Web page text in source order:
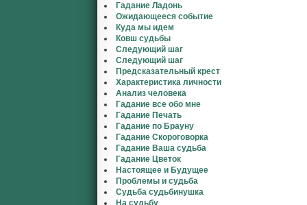
Гадание Ладонь
Ожидающееся событие
Куда мы идем
Ковш судьбы
Следующий шаг
Следующий шаг
Предсказательный крест
Характеристика личности
Анализ человека
Гадание все обо мне
Гадание Печать
Гадание по Брауну
Гадание Скороговорка
Гадание Ваша судьба
Гадание Цветок
Настоящее и Будущее
Проблемы и судьба
Судьба судьбинушка
На судьбу